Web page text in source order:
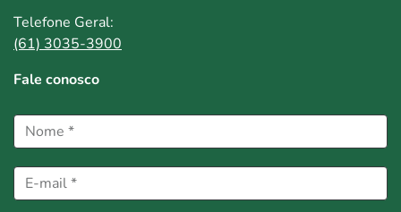
Telefone Geral:
(61) 3035-3900
Fale conosco